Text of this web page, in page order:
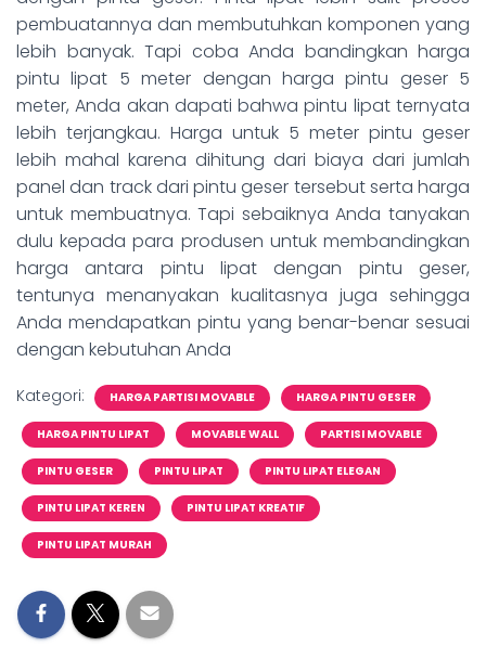
pembuatannya dan membutuhkan komponen yang
lebih banyak. Tapi coba Anda bandingkan harga
pintu lipat 5 meter dengan harga pintu geser 5
meter, Anda akan dapati bahwa pintu lipat ternyata
lebih terjangkau. Harga untuk 5 meter pintu geser
lebih mahal karena dihitung dari biaya dari jumlah
panel dan track dari pintu geser tersebut serta harga
untuk membuatnya. Tapi sebaiknya Anda tanyakan
dulu kepada para produsen untuk membandingkan
harga antara pintu lipat dengan pintu geser,
tentunya menanyakan kualitasnya juga sehingga
Anda mendapatkan pintu yang benar-benar sesuai
dengan kebutuhan Anda
Kategori: HARGA PARTISI MOVABLE HARGA PINTU GESER
HARGA PINTU LIPAT MOVABLE WALL PARTISI MOVABLE
PINTU GESER PINTU LIPAT PINTU LIPAT ELEGAN
PINTU LIPAT KEREN PINTU LIPAT KREATIF
PINTU LIPAT MURAH